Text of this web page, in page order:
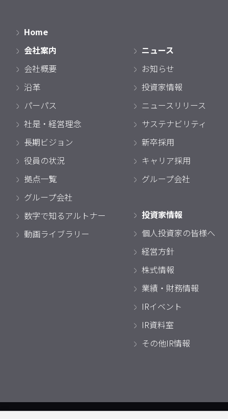
Home
会社案内
会社概要
沿革
パーパス
社是・経営理念
長期ビジョン
役員の状況
拠点一覧
グループ会社
数字で知るアルトナー
動画ライブラリー
ニュース
お知らせ
投資家情報
ニュースリリース
サステナビリティ
新卒採用
キャリア採用
グループ会社
投資家情報
個人投資家の皆様へ
経営方針
株式情報
業績・財務情報
IRイベント
IR資料室
その他IR情報